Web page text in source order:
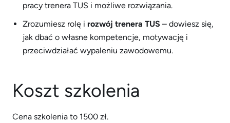
pracy trenera TUS i możliwe rozwiązania.
Zrozumiesz rolę i rozwój trenera TUS – dowiesz się,
jak dbać o własne kompetencje, motywację i
przeciwdziałać wypaleniu zawodowemu.
Koszt szkolenia
Cena szkolenia to 1500 zł.